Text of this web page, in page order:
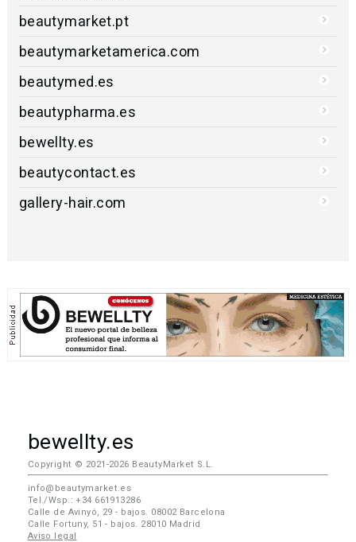
beautymarket.pt
beautymarketamerica.com
beautymed.es
beautypharma.es
bewellty.es
beautycontact.es
gallery-hair.com
bewellty.es
Copyright © 2021-2026 BeautyMarket S.L.
info@beautymarket.es
Tel./Wsp.: +34 661913286
Calle de Avinyó, 29 - bajos. 08002 Barcelona
Calle Fortuny, 51 - bajos. 28010 Madrid
Aviso legal